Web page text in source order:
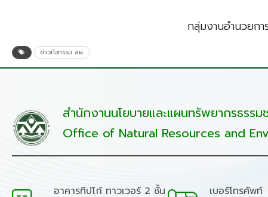
กลุ่มงานอำนวยก
ข่าวกิจกรรม สผ.
สำนักงานนโยบายและแผนทรัพยากรธรร
Office of Natural Resources and
อาคารทิปโก้ ทาวเวอร์ 2 ชั้น เบอร์โทรศัพท์